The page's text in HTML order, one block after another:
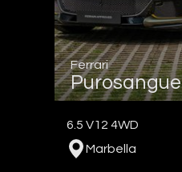
Ferrari
Purosangue
6.5 V12 4WD
Marbella